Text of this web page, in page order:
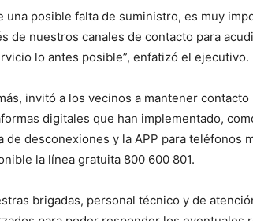
una posible falta de suministro, es muy
de nuestros canales de contacto para
lo antes posible”, enfatizó el ejecutivo.
invitó a los vecinos a mantener
digitales que han implementado,
de desconexiones y la APP para teléfonos
la línea gratuita 800 600 801.
brigadas, personal técnico y de